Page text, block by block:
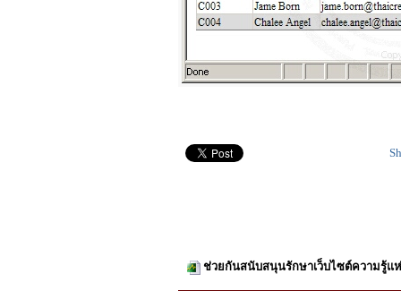
ช่วยกันสนับสนุนรักษาเว็บไซต์ความรู้แ